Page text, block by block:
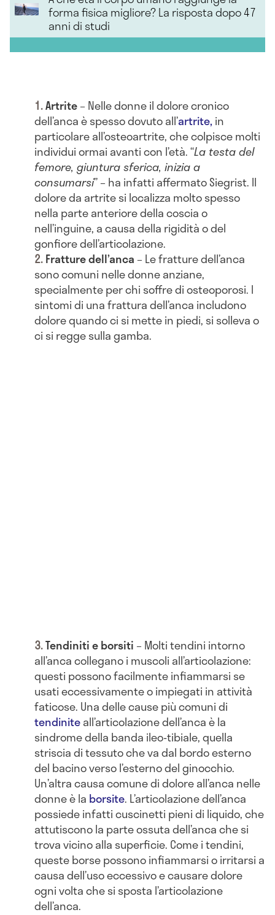
forma fisica migliore? La risposta dopo 47
anni di studi
Artrite– Nelle donne il dolore cronico
dell’anca è spesso dovuto all’artrite, in
particolare all’osteoartrite, che colpisce molti
individui ormai avanti con l’età. “La testa del
femore, giuntura sferica, inizia a
consumarsi” – ha infatti affermato Siegrist. Il
dolore da artrite si localizza molto spesso
nella parte anteriore della coscia o
nell’inguine, a causa della rigidità o del
gonfiore dell’articolazione.
Fratture dell’anca – Le fratture dell’anca
sono comuni nelle donne anziane,
specialmente per chi soffre di osteoporosi. I
sintomi di una frattura dell’anca includono
dolore quando ci si mette in piedi, si solleva o
ci si regge sulla gamba.
Tendiniti e borsiti – Molti tendini intorno
all’anca collegano i muscoli all’articolazione:
questi possono facilmente infiammarsi se
usati eccessivamente o impiegati in attività
faticose. Una delle cause più comuni di
tendiniteall’articolazione dell’anca è la
sindrome della banda ileo-tibiale, quella
striscia di tessuto che va dal bordo esterno
del bacino verso l’esterno del ginocchio.
Un’altra causa comune di dolore all’anca nelle
donne è la borsite. L’articolazione dell’anca
possiede infatti cuscinetti pieni di liquido, che
attutiscono la parte ossuta dell’anca che si
trova vicino alla superficie. Come i tendini,
queste borse possono infiammarsi o irritarsi a
causa dell’uso eccessivo e causare dolore
ogni volta che si sposta l’articolazione
dell’anca.